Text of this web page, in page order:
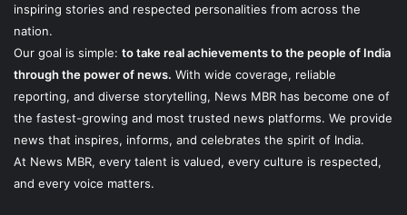
inspiring stories and respected personalities from across the
nation.
Our goal is simple: to take real achievements to the people of India
through the power of news. With wide coverage, reliable
reporting, and diverse storytelling, News MBR has become one of
the fastest-growing and most trusted news platforms. We provide
news that inspires, informs, and celebrates the spirit of India.
At News MBR, every talent is valued, every culture is respected,
and every voice matters.